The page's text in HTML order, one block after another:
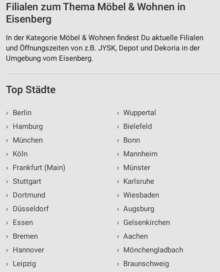
Filialen zum Thema Möbel & Wohnen in
Eisenberg
In der Kategorie Möbel & Wohnen findest Du aktuelle Filialen
und Öffnungszeiten von z.B. JYSK, Depot und Dekoria in der
Umgebung vom Eisenberg.
Top Städte
›
Berlin
›
Hamburg
›
München
›
Köln
›
Frankfurt (Main)
› Stuttgart
›
Dortmund
›
Düsseldorf
›
Essen
›
Bremen
›
Hannover
›
Leipzig
› Wuppertal
› Bielefeld
› Bonn
› Mannheim
› Münster
› Karlsruhe
› Wiesbaden
› Augsburg
› Gelsenkirchen
› Aachen
› Mönchengladbach
› Braunschweig